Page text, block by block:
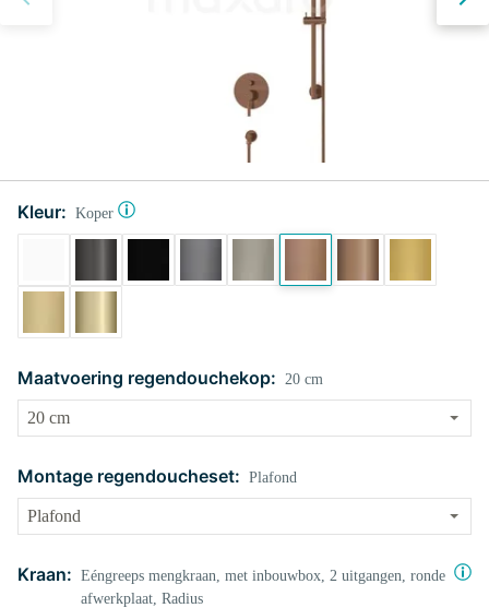
Kleur: Koper
Maatvoering regendouchekop: 20 cm
Montage regendoucheset: Plafond
Kraan: Eéngreeps mengkraan, met inbouwbox, 2 uitgangen, ronde
afwerkplaat, Radius